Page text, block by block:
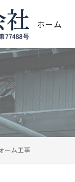
ホーム
ーム工事